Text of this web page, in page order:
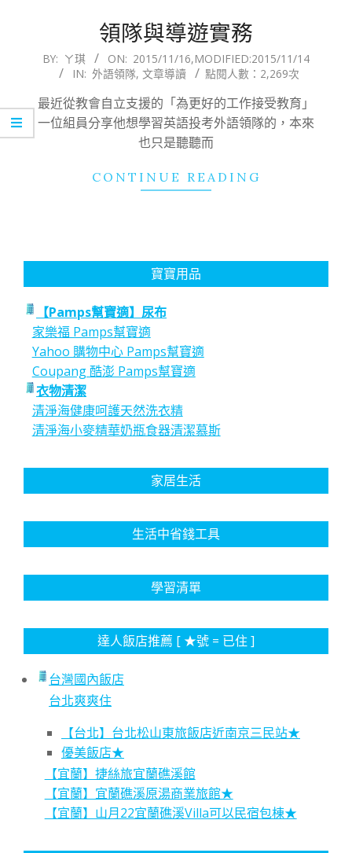
領隊與導遊實務
2015-
16
BY: ㄚ琪 ON: 2015/11/16,MODIFIED:2015/11/14
IN: 外語領隊, 文章導讀 點閱人數：2,269次
最近從教會自立支援的「為更好的工作接受教育」
一位組員分享他想學習英語投考外語領隊的，本來
也只是聽聽而
CONTINUE READING
寶寶用品
【Pamps幫寶適】尿布
家樂福 Pamps幫寶適
Yahoo 購物中心 Pamps幫寶適
Coupang 酷澎 Pamps幫寶適
衣物清潔
清淨海健康呵護天然洗衣精
清淨海小麥精華奶瓶食器清潔慕斯
家居生活
生活中省錢工具
學習清單
達人飯店推薦 [ ★號 = 已住 ]
台灣國內飯店
台北爽爽住
【台北】台北松山東旅飯店近南京三民站★
優美飯店★
【宜蘭】捷絲旅宜蘭礁溪館
【宜蘭】宜蘭礁溪原湯商業旅館★
【宜蘭】山月22宜蘭礁溪Villa可以民宿包棟★